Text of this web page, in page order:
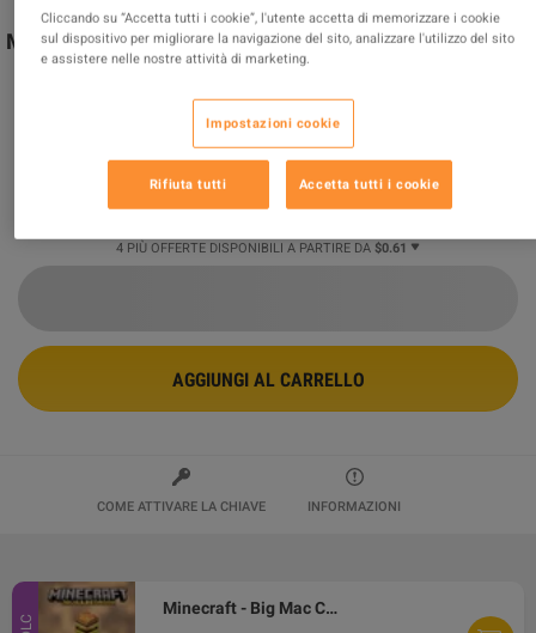
Minecraft - Mask of the Watcher DLC XBOX One / Xbox
Series X|S / PC CD Key
Venduto da huahuastore
delle valutazioni in 1651 è
$0.61
4 PIÙ OFFERTE DISPONIBILI A PARTIRE DA $0.61
AGGIUNGI AL CARRELLO
COME ATTIVARE LA CHIAVE INFORMAZIONI
DLC
Minecraft - Big Mac Crystal Skin DLC XBOX One / Xbox Series X|S / PC CD Key
Cliccando su “Accetta tutti i cookie”, l'utente accetta di memorizzare i cookie
sul dispositivo per migliorare la navigazione del sito, analizzare l'utilizzo del sito
e assistere nelle nostre attività di marketing.
Impostazioni cookie
Rifiuta tutti Accetta tutti i cookie